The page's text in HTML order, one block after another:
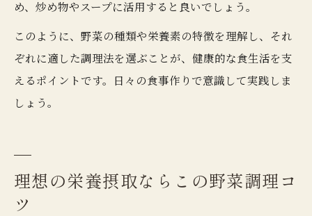
め、炒め物やスープに活用すると良いでしょう。
このように、野菜の種類や栄養素の特徴を理解し、それ
ぞれに適した調理法を選ぶことが、健康的な食生活を支
えるポイントです。日々の食事作りで意識して実践しま
しょう。
理想の栄養摂取ならこの野菜調理コ
ツ